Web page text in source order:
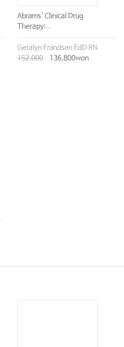
Abrams` Clinical Drug
Therapy:...
Geralyn Frandsen EdD RN
152,000
136,800won